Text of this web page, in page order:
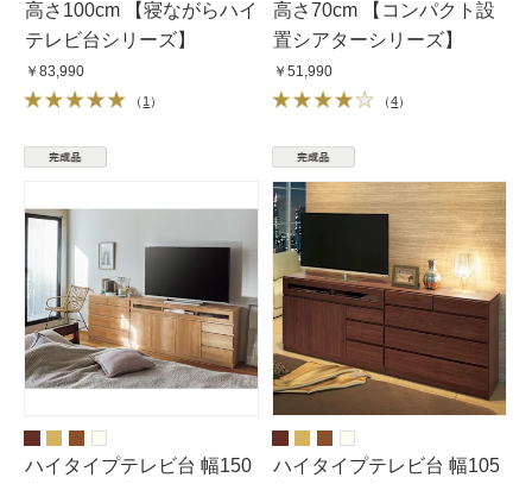
高さ100cm 【寝ながらハイ
テレビ台シリーズ】
￥83,990
（ 1 ）
高さ70cm 【コンパクト設
置シアターシリーズ】
￥51,990
（4）
ハイタイプテレビ台 幅150
ハイタイプテレビ台 幅105